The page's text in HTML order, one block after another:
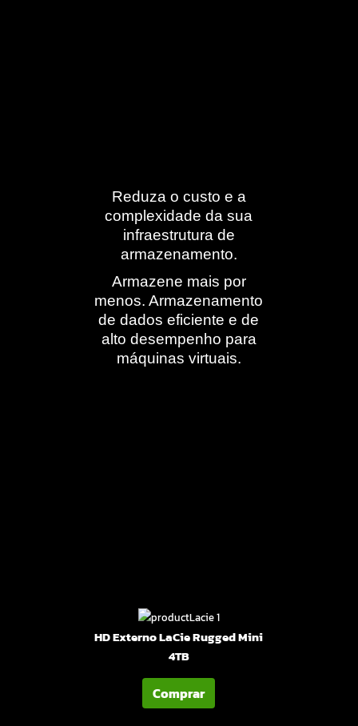
Reduza o custo e a
complexidade da sua
infraestrutura de
armazenamento.
Armazene mais por
menos. Armazenamento
de dados eficiente e de
alto desempenho para
máquinas virtuais.
HD Externo LaCie Rugged Mini
4TB
Comprar